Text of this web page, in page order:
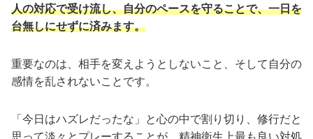
人の対応で受け流し、自分のペースを守ることで、一日を
台無しにせずに済みます。
重要なのは、相手を変えようとしないこと、そして自分の
感情を乱されないことです。
「今日はハズレだったな」と心の中で割り切り、修行だと
思って淡々とプレーすることが、精神衛生上最も良い対処